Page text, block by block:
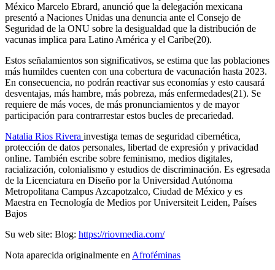
México Marcelo Ebrard, anunció que la delegación mexicana
presentó a Naciones Unidas una denuncia ante el Consejo de
Seguridad de la ONU sobre la desigualdad que la distribución de
vacunas implica para Latino América y el Caribe(20).
Estos señalamientos son significativos, se estima que las poblaciones
más humildes cuenten con una cobertura de vacunación hasta 2023.
En consecuencia, no podrán reactivar sus economías y esto causará
desventajas, más hambre, más pobreza, más enfermedades(21). Se
requiere de más voces, de más pronunciamientos y de mayor
participación para contrarrestar estos bucles de precariedad.
Natalia Rios Rivera investiga temas de seguridad cibernética,
protección de datos personales, libertad de expresión y privacidad
online. También escribe sobre feminismo, medios digitales,
racialización, colonialismo y estudios de discriminación. Es egresada
de la Licenciatura en Diseño por la Universidad Autónoma
Metropolitana Campus Azcapotzalco, Ciudad de México y es
Maestra en Tecnología de Medios por Universiteit Leiden, Países
Bajos
Su web site: Blog: https://riovmedia.com/
Nota aparecida originalmente enAfroféminas